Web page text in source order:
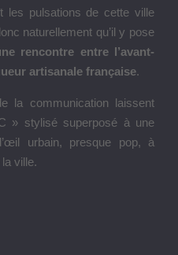
les pulsations de cette ville
naturellement qu’il y pose
rencontre entre l’avant-
artisanale française.
la communication laissent
» stylisé superposé à une
urbain, presque pop, à
ville.